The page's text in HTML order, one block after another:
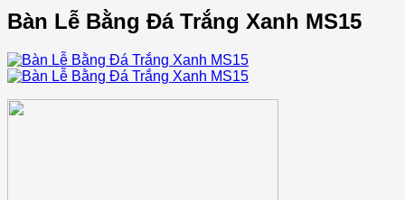
Bàn Lễ Bằng Đá Trắng Xanh MS15